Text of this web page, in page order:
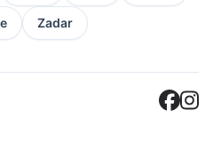
Zadar